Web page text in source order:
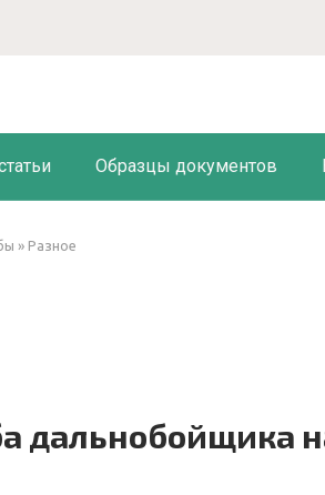
Образцы документов
» Разное
дальнобойщика